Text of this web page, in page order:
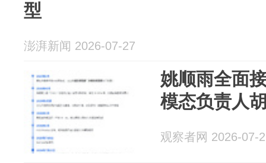
型
澎湃新闻 2026-07-27
姚顺雨全面
模态负责人
观察者网 2026-07-